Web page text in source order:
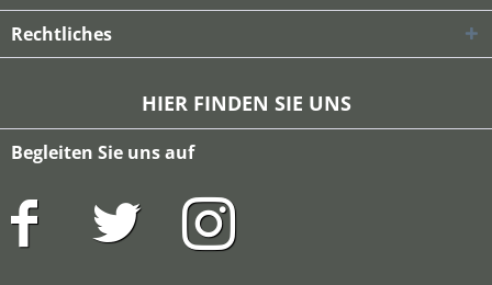
Rechtliches
HIER FINDEN SIE UNS
Begleiten Sie uns auf